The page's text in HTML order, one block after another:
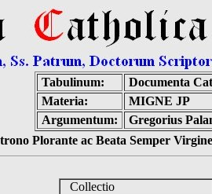
Tabulinum:
Documenta
Materia:
MIGNE JP
Argumentum:
Gregorius
Plorante ac Beata Semper
Collectio